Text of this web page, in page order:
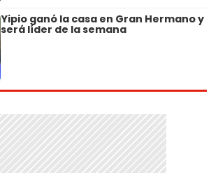
Yipio ganó la casa en Gran Hermano y
será líder de la semana